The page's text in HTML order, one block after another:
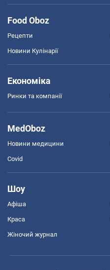
Food Oboz
Рецепти
Новини Кулінарії
Економіка
Ринки та компанії
MedOboz
Новини медицини
Covid
Шоу
Афіша
Краса
Жіночий журнал